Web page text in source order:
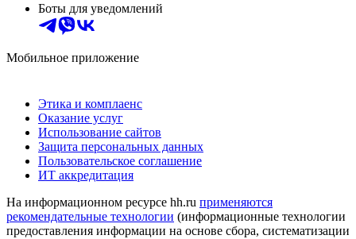
Боты для уведомлений
Мобильное приложение
Этика и комплаенс
Оказание услуг
Использование сайтов
Защита персональных данных
Пользовательское соглашение
ИТ аккредитация
На информационном ресурсе hh.ru применяются
рекомендательные технологии (информационные технологии
предоставления информации на основе сбора, систематизации